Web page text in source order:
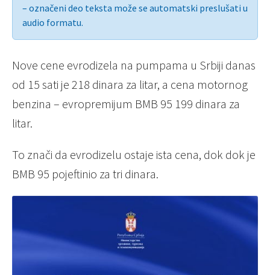
– označeni deo teksta može se automatski preslušati u
audio formatu.
Nove cene evrodizela na pumpama u Srbiji danas
od 15 sati je 218 dinara za litar, a cena motornog
benzina – evropremijum BMB 95 199 dinara za
litar.
To znači da evrodizelu ostaje ista cena, dok dok je
BMB 95 pojeftinio za tri dinara.